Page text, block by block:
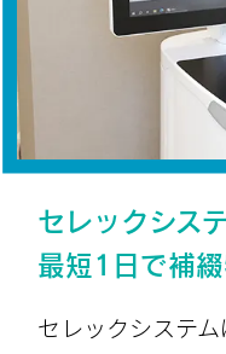
セレックシス
最短1日で補
セレックシステ